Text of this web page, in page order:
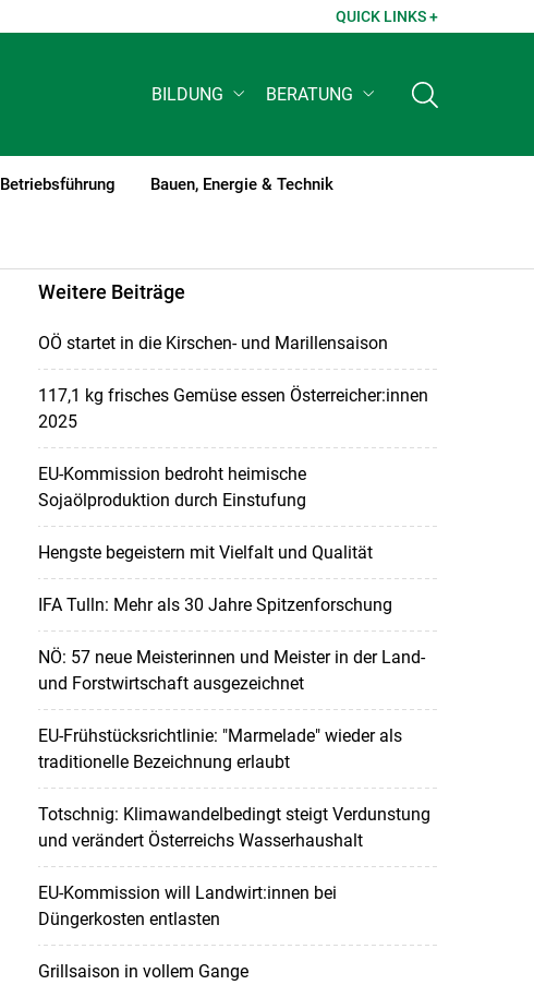
QUICK LINKS +
BILDUNG BERATUNG
Betriebsführung Bauen, Energie & Technik
Weitere Beiträge
OÖ startet in die Kirschen- und Marillensaison
117,1 kg frisches Gemüse essen Österreicher:innen
2025
EU-Kommission bedroht heimische
Sojaölproduktion durch Einstufung
Hengste begeistern mit Vielfalt und Qualität
IFA Tulln: Mehr als 30 Jahre Spitzenforschung
NÖ: 57 neue Meisterinnen und Meister in der Land-
und Forstwirtschaft ausgezeichnet
EU-Frühstücksrichtlinie: "Marmelade" wieder als
traditionelle Bezeichnung erlaubt
Totschnig: Klimawandelbedingt steigt Verdunstung
und verändert Österreichs Wasserhaushalt
EU-Kommission will Landwirt:innen bei
Düngerkosten entlasten
Grillsaison in vollem Gange